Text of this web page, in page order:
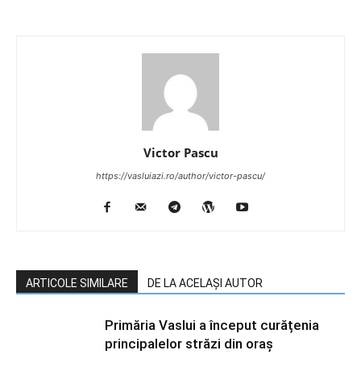
Victor Pascu
https://vasluiazi.ro/author/victor-pascu/
ARTICOLE SIMILARE DE LA ACELAȘI AUTOR
Primăria Vaslui a început curățenia
principalelor străzi din oraș